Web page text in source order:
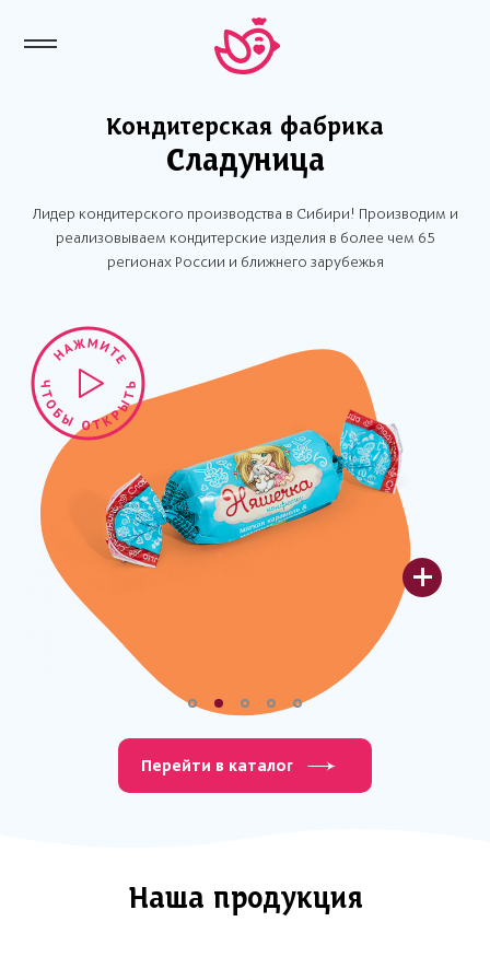
Кондитерская фабрика
Сладуница
Лидер кондитерского производства в Сибири! Производим и
реализовываем кондитерские изделия в более чем 65
регионах России и ближнего зарубежья
Перейти в каталог
Наша продукция